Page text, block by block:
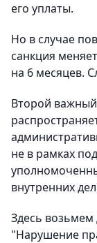
его уплаты.
Но в случае
санкция
на 6 месяцев.
Второй
не в рамках
внутренних
Здесь
"Нарушение